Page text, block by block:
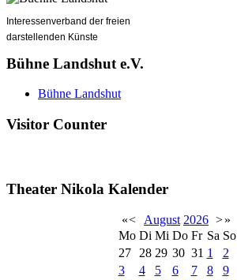
Interessenverband der freien
darstellenden Künste
Bühne Landshut e.V.
Bühne Landshut
Visitor Counter
Theater Nikola Kalender
«< August 2026 >»
Mo Di Mi Do Fr Sa So
27
28 29 30 31 1
2
3
4 5 6 7 8
9